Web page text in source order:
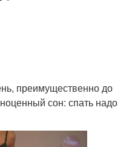
преимущественно до
сон: спать надо